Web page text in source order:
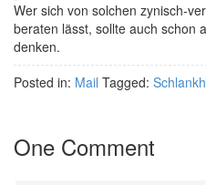
Wer sich von solchen zynisch-
beraten lässt, sollte auch schon
denken.
Posted in: Mail Tagged:
One Comment